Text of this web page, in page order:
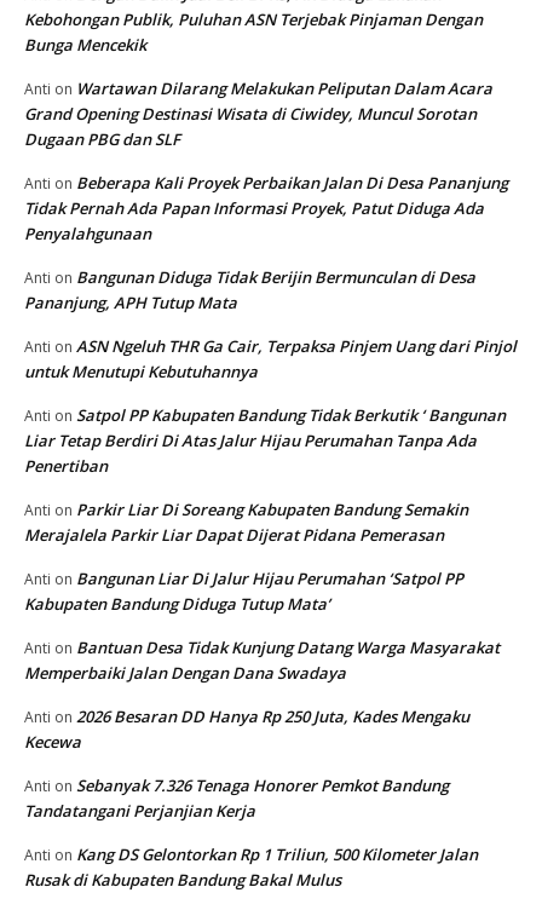
Kebohongan Publik, Puluhan ASN Terjebak Pinjaman Dengan
Bunga Mencekik
Anti on Wartawan Dilarang Melakukan Peliputan Dalam Acara
Grand Opening Destinasi Wisata di Ciwidey, Muncul Sorotan
Dugaan PBG dan SLF
Anti on Beberapa Kali Proyek Perbaikan Jalan Di Desa Pananjung
Tidak Pernah Ada Papan Informasi Proyek, Patut Diduga Ada
Penyalahgunaan
Anti on Bangunan Diduga Tidak Berijin Bermunculan di Desa
Pananjung, APH Tutup Mata
Anti on ASN Ngeluh THR Ga Cair, Terpaksa Pinjem Uang dari Pinjol
untuk Menutupi Kebutuhannya
Anti on Satpol PP Kabupaten Bandung Tidak Berkutik ‘ Bangunan
Liar Tetap Berdiri Di Atas Jalur Hijau Perumahan Tanpa Ada
Penertiban
Anti on Parkir Liar Di Soreang Kabupaten Bandung Semakin
Merajalela Parkir Liar Dapat Dijerat Pidana Pemerasan
Anti on Bangunan Liar Di Jalur Hijau Perumahan ‘Satpol PP
Kabupaten Bandung Diduga Tutup Mata’
Anti on Bantuan Desa Tidak Kunjung Datang Warga Masyarakat
Memperbaiki Jalan Dengan Dana Swadaya
Anti on 2026 Besaran DD Hanya Rp 250 Juta, Kades Mengaku
Kecewa
Anti on Sebanyak 7.326 Tenaga Honorer Pemkot Bandung
Tandatangani Perjanjian Kerja
Anti on Kang DS Gelontorkan Rp 1 Triliun, 500 Kilometer Jalan
Rusak di Kabupaten Bandung Bakal Mulus